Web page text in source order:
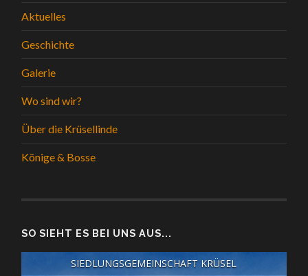
Aktuelles
Geschichte
Galerie
Wo sind wir?
Über die Krüsellinde
Könige & Bosse
SO SIEHT ES BEI UNS AUS...
SIEDLUNGSGEMEINSCHAFT KRÜSEL